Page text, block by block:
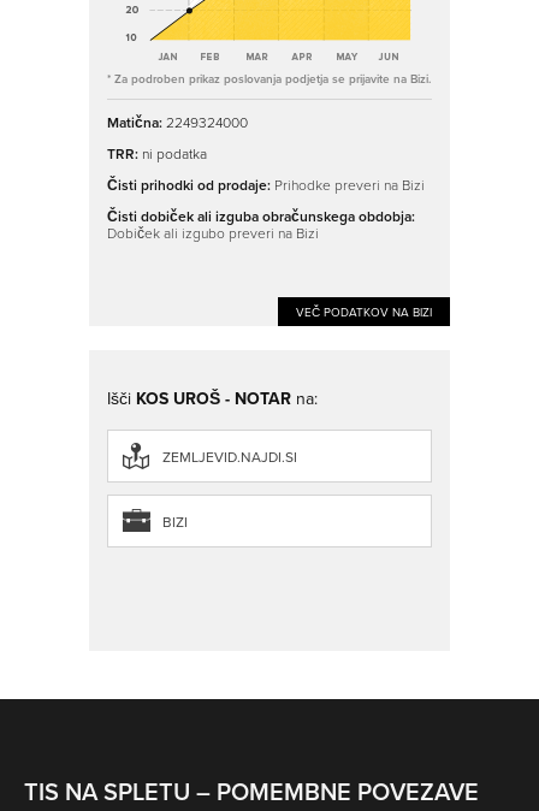
* Za podroben prikaz poslovanja podjetja se prijavite na Bizi.
Matična:2249324000
TRR: ni podatka
Čisti prihodki od prodaje: Prihodke preveri na Bizi
Čisti dobiček ali izguba obračunskega obdobja:
Dobiček ali izgubo preveri na Bizi
VEČ PODATKOV NA BIZI
Išči KOS UROŠ - NOTAR na:
ZEMLJEVID.NAJDI.SI
BIZI
TIS NA SPLETU – POMEMBNE POVEZAVE